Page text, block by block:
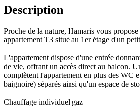
Description
Proche de la nature, Hamaris vous
appartement T3 situé au 1er étage d'un
L'appartement dispose d'une entrée
de vie, offrant un accès direct au balcon.
complètent l'appartement en plus des WC
baignoire) séparés ainsi qu'un espace de
Chauffage individuel gaz